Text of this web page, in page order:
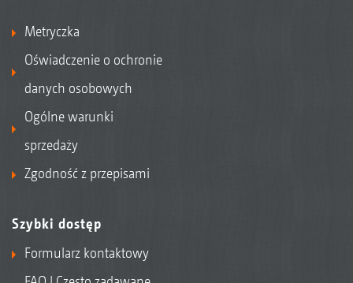
Metryczka
Oświadczenie o ochronie
danych osobowych
Ogólne warunki
sprzedaży
Zgodność z przepisami
Szybki dostęp
Formularz kontaktowy